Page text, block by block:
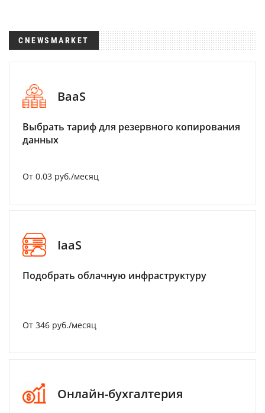
CNEWSMARKET
BaaS
Выбрать тариф для резервного копирования
данных
От 0.03 руб./месяц
IaaS
Подобрать облачную инфраструктуру
От 346 руб./месяц
Онлайн-бухгалтерия